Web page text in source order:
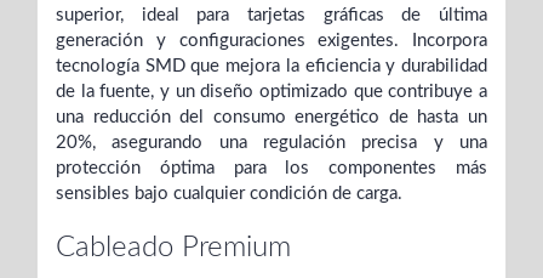
superior, ideal para tarjetas gráficas de última
generación y configuraciones exigentes. Incorpora
tecnología SMD que mejora la eficiencia y durabilidad
de la fuente, y un diseño optimizado que contribuye a
una reducción del consumo energético de hasta un
20%, asegurando una regulación precisa y una
protección óptima para los componentes más
sensibles bajo cualquier condición de carga.
Cableado Premium